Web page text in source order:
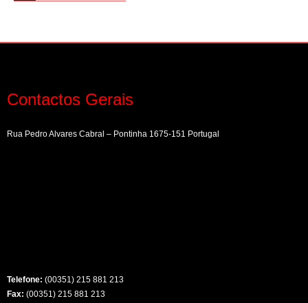
artigos
Contactos Gerais
Rua Pedro Alvares Cabral – Pontinha 1675-151 Portugal
Telefone: (00351) 215 881 213
Fax: (00351) 215 881 213